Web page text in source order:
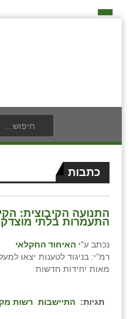
כתבות
התנועה הקיבוצית:
התעמרות בלתי
נכתב ע"י האיחוד החקלאי
מאות יחידות חדשות
תגיות: התיישבות רשות
בעלי תפקיד בתנועה
חברי מזכירות האיחוד
חברי ועדת הביקורת
אילניה
בית ינאי
ביתן אהרון
בן נון
בני נצרים
לוח אירועים
לוח מודעות